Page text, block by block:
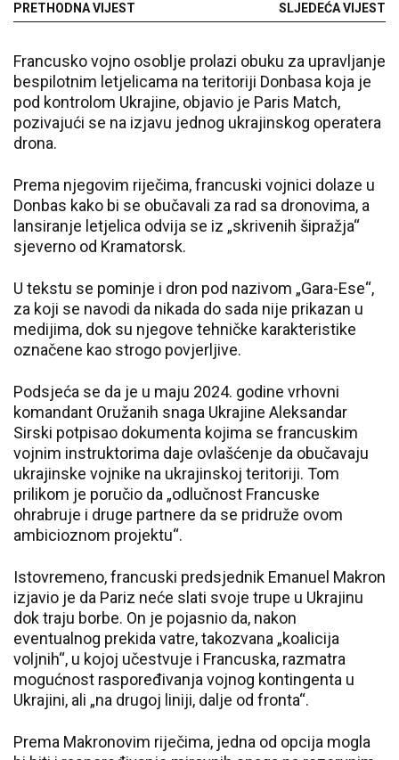
PRETHODNA VIJEST SLJEDEĆA VIJEST
Francusko vojno osoblje prolazi obuku za upravljanje
bespilotnim letjelicama na teritoriji Donbasa koja je
pod kontrolom Ukrajine, objavio je Paris Match,
pozivajući se na izjavu jednog ukrajinskog operatera
drona.
Prema njegovim riječima, francuski vojnici dolaze u
Donbas kako bi se obučavali za rad sa dronovima, a
lansiranje letjelica odvija se iz „skrivenih šipražja“
sjeverno od Kramatorsk.
U tekstu se pominje i dron pod nazivom „Gara-Ese“,
za koji se navodi da nikada do sada nije prikazan u
medijima, dok su njegove tehničke karakteristike
označene kao strogo povjerljive.
Podsjeća se da je u maju 2024. godine vrhovni
komandant Oružanih snaga Ukrajine Aleksandar
Sirski potpisao dokumenta kojima se francuskim
vojnim instruktorima daje ovlašćenje da obučavaju
ukrajinske vojnike na ukrajinskoj teritoriji. Tom
prilikom je poručio da „odlučnost Francuske
ohrabruje i druge partnere da se pridruže ovom
ambicioznom projektu“.
Istovremeno, francuski predsjednik Emanuel Makron
izjavio je da Pariz neće slati svoje trupe u Ukrajinu
dok traju borbe. On je pojasnio da, nakon
eventualnog prekida vatre, takozvana „koalicija
voljnih“, u kojoj učestvuje i Francuska, razmatra
mogućnost raspoređivanja vojnog kontingenta u
Ukrajini, ali „na drugoj liniji, dalje od fronta“.
Prema Makronovim riječima, jedna od opcija mogla